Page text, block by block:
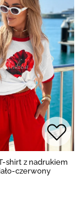
shirt z nadrukiem
czerwony